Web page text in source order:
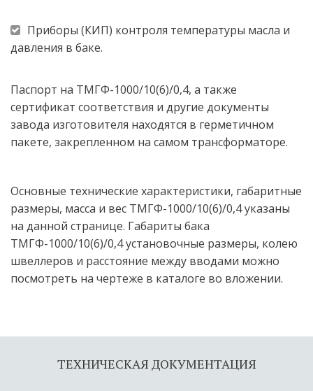
Приборы (КИП) контроля температуры масла и
давления в баке.
Паспорт на ТМГФ-1000/10(6)/0,4, а также
сертификат соответствия и другие документы
завода изготовителя находятся в герметичном
пакете, закрепленном на самом трансформаторе.
Основные технические характеристики, габаритные
размеры, масса и вес ТМГФ-1000/10(6)/0,4 указаны
на данной странице. Габариты бака
ТМГФ-1000/10(6)/0,4 установочные размеры, колею
швеллеров и расстояние между вводами можно
посмотреть на чертеже в каталоге во вложении.
ТЕХНИЧЕСКАЯ ДОКУМЕНТАЦИЯ